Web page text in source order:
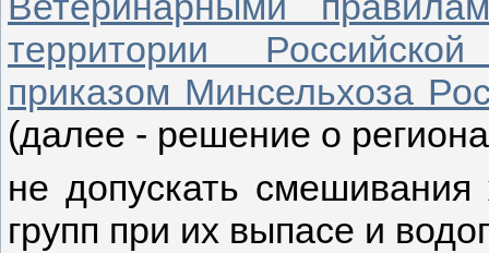
территории
приказом Минсельхоза
(далее - решение о
не допускать
групп при их выпасе и